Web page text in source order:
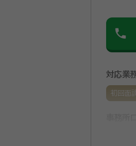
phone
対応業務
初回面